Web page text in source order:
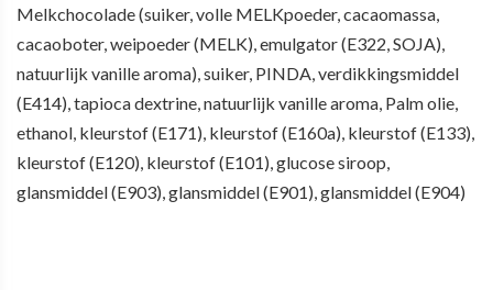
Melkchocolade (suiker, volle MELKpoeder, cacaomassa,
cacaoboter, weipoeder (MELK), emulgator (E322, SOJA),
natuurlijk vanille aroma), suiker, PINDA, verdikkingsmiddel
(E414), tapioca dextrine, natuurlijk vanille aroma, Palm olie,
ethanol, kleurstof (E171), kleurstof (E160a), kleurstof (E133),
kleurstof (E120), kleurstof (E101), glucose siroop,
glansmiddel (E903), glansmiddel (E901), glansmiddel (E904)